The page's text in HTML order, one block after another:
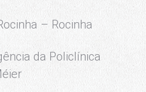
– Rocinha
da Policlínica